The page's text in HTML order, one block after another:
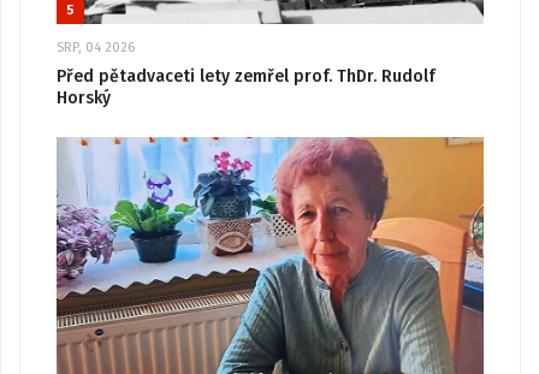
5
SRP, 04 2026
Před pětadvaceti lety zemřel prof. ThDr. Rudolf
Horský